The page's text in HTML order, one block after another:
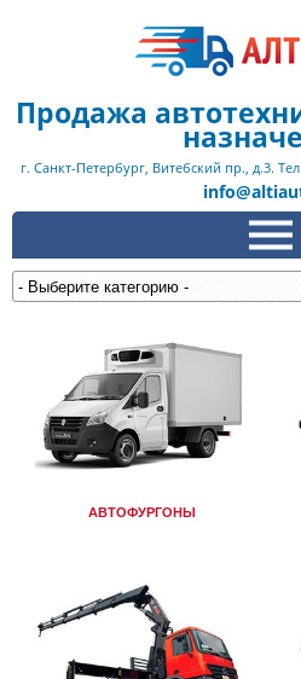
Продажа
г. Санкт-Петербург, Витебский пр., д.3.
АВТОФУРГОНЫ